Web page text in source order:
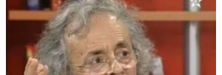
MULTIMEDIA
VIDEO
FOTOQALEREYA
İNFOQRAFIKA
RADIO ARXIV
OXU ZALI
AZƏRBAYCAN ƏDƏBIYYATI KITABXANASI
HAQQIMIZDA
MISSIYAMIZ
BIZI IZLƏ